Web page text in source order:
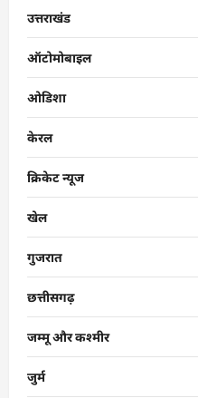
उत्तराखंड
ऑटोमोबाइल
ओडिशा
केरल
क्रिकेट न्यूज
खेल
गुजरात
छत्तीसगढ़
जम्मू और कश्मीर
जुर्म